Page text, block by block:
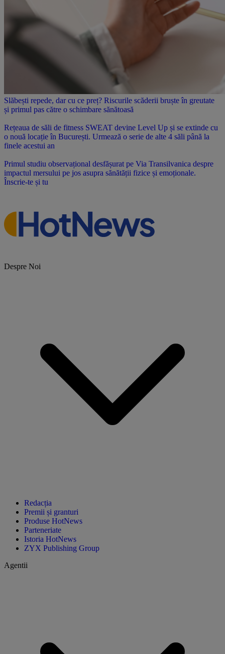
Slăbești repede, dar cu ce preț? Riscurile scăderii bruște în greutate
și primul pas către o schimbare sănătoasă
Rețeaua de săli de fitness SWEAT devine Level Up și se extinde cu
o nouă locație în București. Urmează o serie de alte 4 săli până la
finele acestui an
Primul studiu observațional desfășurat pe Via Transilvanica despre
impactul mersului pe jos asupra sănătății fizice și emoționale.
Înscrie-te și tu
Despre Noi
Redacția
Premii și granturi
Produse HotNews
Parteneriate
Istoria HotNews
ZYX Publishing Group
Agentii